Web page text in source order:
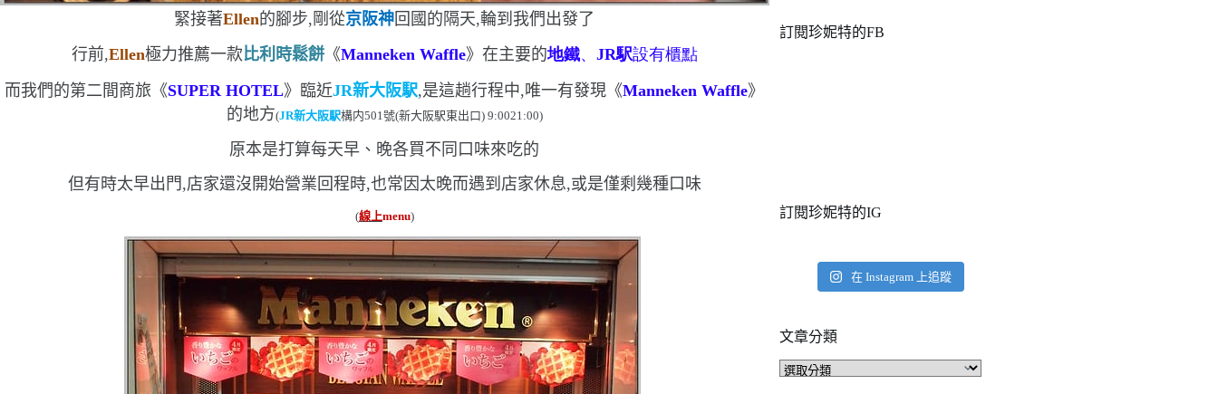
緊接著Ellen的腳步,剛從京阪神回國的隔天,輪到我們出發了
行前,Ellen極力推薦一款比利時鬆餅《Manneken Waffle》 在主要的地鐵、 JR駅設有櫃點
而我們的第二間商旅《SUPER HOTEL》臨近JR新大阪駅,是這趟行程中,唯一有發現《Manneken Waffle》
的地方(JR新大阪駅構内501 號(新大阪駅東出口) 9:0021:00)
原本是打算每天早、晚各買不同口味來吃的
但有時太早出門,店家還沒開始營業 回程時,也常因太晚而遇到店家休息,或是僅剩幾種口味
(線上menu)
訂閱珍妮特的FB
訂閱珍妮特的IG
在 Instagram 上追蹤
文章分類
文